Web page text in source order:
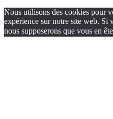
Nous utilisons des cookies pour
expérience sur notre site web. Si
nous supposerons que vous en